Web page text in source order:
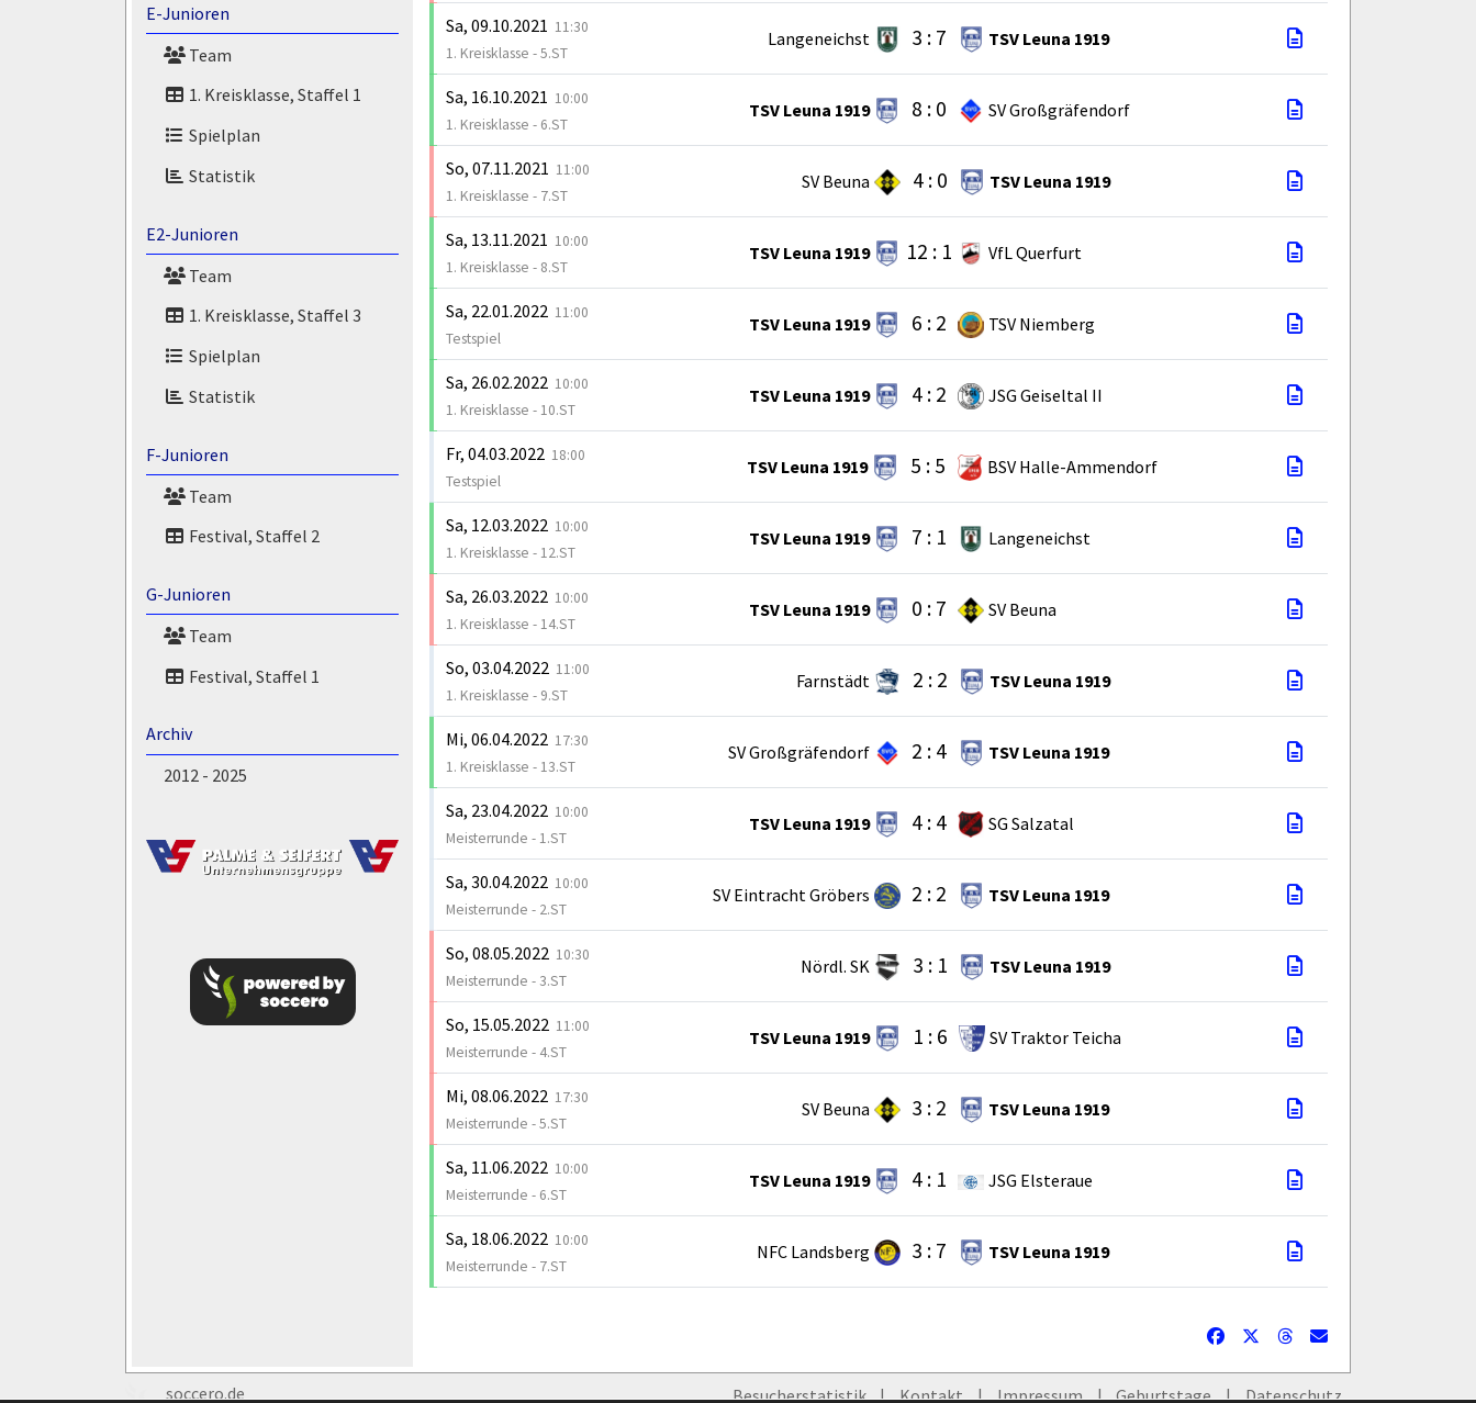
E-Junioren
Team
1. Kreisklasse, Staffel 1
Spielplan
Statistik
E2-Junioren
Team
1. Kreisklasse, Staffel 3
Spielplan
Statistik
F-Junioren
Team
Festival, Staffel 2
G-Junioren
Team
Festival, Staffel 1
Archiv
2012 - 2025
Sa, 09.10.2021 11:30
1. Kreisklasse - 5.ST
Langeneichst 3 : 7 TSV Leuna 1919
Sa, 16.10.2021 10:00
1. Kreisklasse - 6.ST
TSV Leuna 1919 8 : 0 SV Großgräfendorf
So, 07.11.2021 11:00
1. Kreisklasse - 7.ST
SV Beuna 4 : 0 TSV Leuna 1919
Sa, 13.11.2021 10:00
1. Kreisklasse - 8.ST
TSV Leuna 1919 12 : 1 VfL Querfurt
Sa, 22.01.2022 11:00
Testspiel
TSV Leuna 1919 6 : 2 TSV Niemberg
Sa, 26.02.2022 10:00
1. Kreisklasse - 10.ST
TSV Leuna 1919 4 : 2 JSG Geiseltal II
Fr, 04.03.2022 18:00
Testspiel
TSV Leuna 1919 5 : 5 BSV Halle-Ammendorf
Sa, 12.03.2022 10:00
1. Kreisklasse - 12.ST
TSV Leuna 1919 7 : 1 Langeneichst
Sa, 26.03.2022 10:00
1. Kreisklasse - 14.ST
TSV Leuna 1919 0 : 7 SV Beuna
So, 03.04.2022 11:00
1. Kreisklasse - 9.ST
Farnstädt 2 : 2 TSV Leuna 1919
Mi, 06.04.2022 17:30
1. Kreisklasse - 13.ST
SV Großgräfendorf 2 : 4 TSV Leuna 1919
Sa, 23.04.2022 10:00
Meisterrunde - 1.ST
TSV Leuna 1919 4 : 4 SG Salzatal
Sa, 30.04.2022 10:00
Meisterrunde - 2.ST
SV Eintracht Gröbers 2 : 2 TSV Leuna 1919
So, 08.05.2022 10:30
Meisterrunde - 3.ST
Nördl. SK 3 : 1 TSV Leuna 1919
So, 15.05.2022 11:00
Meisterrunde - 4.ST
TSV Leuna 1919 1 : 6 SV Traktor Teicha
Mi, 08.06.2022 17:30
Meisterrunde - 5.ST
SV Beuna 3 : 2 TSV Leuna 1919
Sa, 11.06.2022 10:00
Meisterrunde - 6.ST
TSV Leuna 1919 4 : 1 JSG Elsteraue
Sa, 18.06.2022 10:00
Meisterrunde - 7.ST
NFC Landsberg 3 : 7 TSV Leuna 1919
soccero.de Besucherstatistik Kontakt Impressum Geburtstage Datenschutz